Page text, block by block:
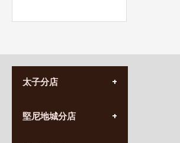
太子分店
營業時間:
堅尼地城分店